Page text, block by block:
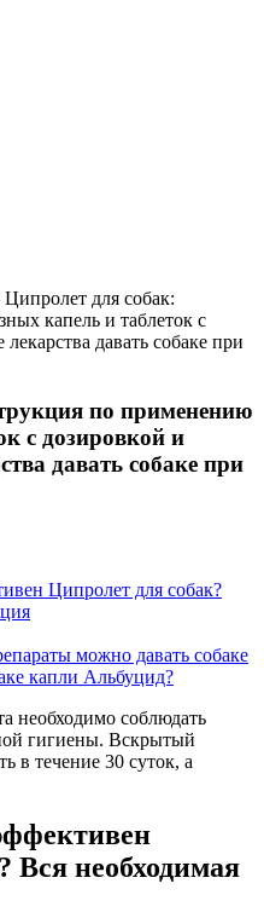
Ципролет для собак:
капель и таблеток с
давать собаке при
по применению
с дозировкой и
давать собаке при
Ципролет для собак?
можно давать собаке
капли Альбуцид?
необходимо соблюдать
гигиены. Вскрытый
в течение 30 суток, а
Вся необходимая